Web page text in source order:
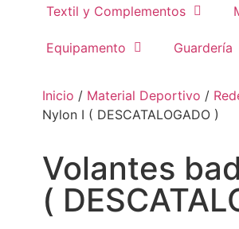
Textil y Complementos
Equipamento Guardería
Inicio / Material Deportivo /
Nylon I ( DESCATALOGADO )
Volantes
(